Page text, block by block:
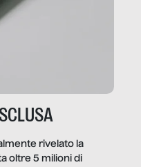
rivelato la
oltre 5 milioni di